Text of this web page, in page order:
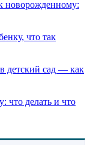
новорожденному:
что так
детский сад — как
что делать и что